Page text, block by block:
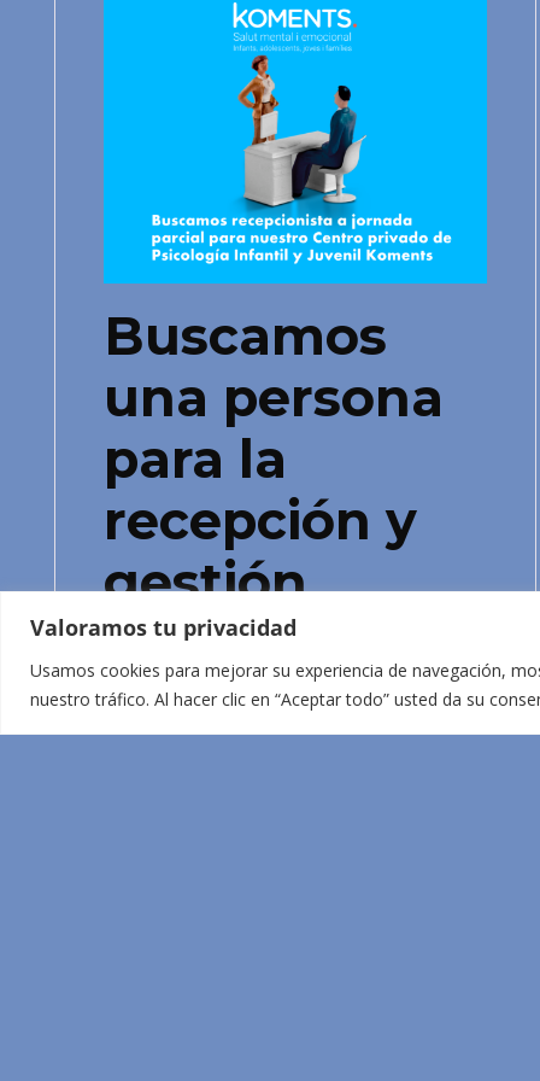
Valoramos tu privacidad
Usamos cookies para mejorar su experiencia de navegación,
nuestro tráfico. Al hacer clic en “Aceptar todo” usted da su
Buscamos
una persona
para la
recepción y
gestión
administrativa
de Koments